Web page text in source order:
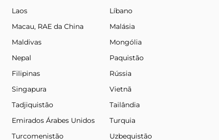
Laos
Líbano
Macau, RAE da China
Malásia
Maldivas
Mongólia
Nepal
Paquistão
Filipinas
Rússia
Singapura
Vietnã
Tadjiquistão
Tailândia
Emirados Árabes Unidos
Turquia
Turcomenistão
Uzbequistão